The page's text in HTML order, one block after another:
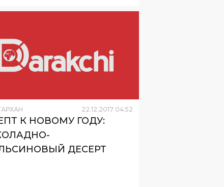
22.12.2017 04:52
К НОВОМУ ГОДУ:
ДЕСЕРТ